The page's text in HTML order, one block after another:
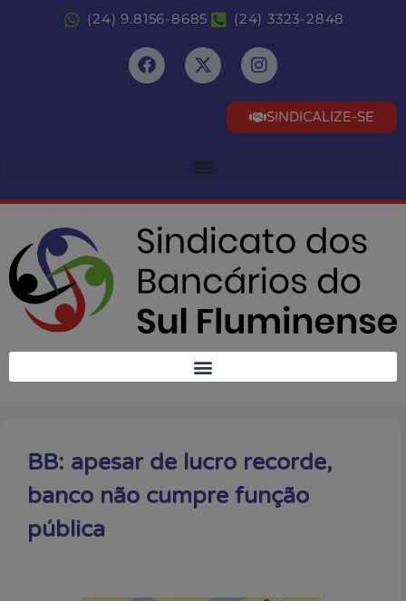
(24) 9.8156-8685 (24) 3323-2848
SINDICALIZE-SE
BB: apesar de lucro recorde,
banco não cumpre função
pública